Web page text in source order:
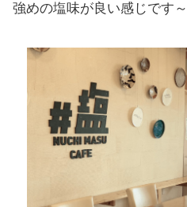
強めの塩味が良い感じです～